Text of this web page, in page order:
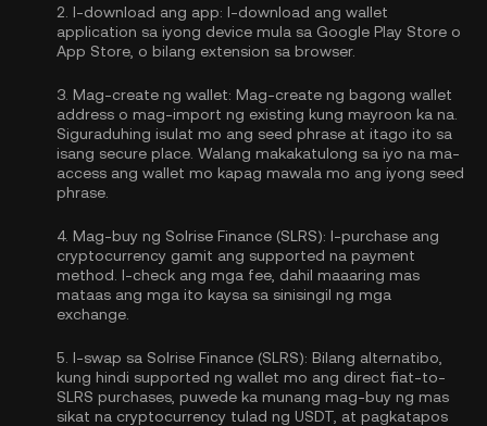
2. I-download ang app: I-download ang wallet
application sa iyong device mula sa Google Play Store o
App Store, o bilang extension sa browser.
3. Mag-create ng wallet: Mag-create ng bagong wallet
address o mag-import ng existing kung mayroon ka na.
Siguraduhing isulat mo ang seed phrase at itago ito sa
isang secure place. Walang makakatulong sa iyo na ma-
access ang wallet mo kapag mawala mo ang iyong seed
phrase.
4. Mag-buy ng Solrise Finance (SLRS): I-purchase ang
cryptocurrency gamit ang supported na payment
method. I-check ang mga fee, dahil maaaring mas
mataas ang mga ito kaysa sa sinisingil ng mga
exchange.
5. I-swap sa Solrise Finance (SLRS): Bilang alternatibo,
kung hindi supported ng wallet mo ang direct fiat-to-
SLRS purchases, puwede ka munang mag-buy ng mas
sikat na cryptocurrency tulad ng USDT, at pagkatapos